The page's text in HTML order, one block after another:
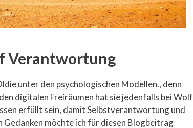
Verantwortung
unter den psychologischen Modellen., denn
digitalen Freiräumen hat sie jedenfalls bei Wolf
erfüllt sein, damit Selbstverantwortung und
möchte ich für diesen Blogbeitrag